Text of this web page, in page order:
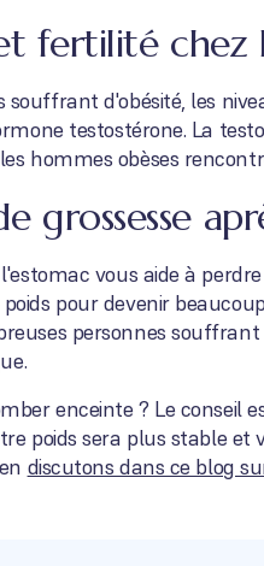
fertilité chez
souffrant d'obésité, les
testostérone. La
hommes obèses
grossesse
vous aide à
pour devenir
personnes
enceinte ? Le conseil
poids sera plus stable et
discutons dans ce blog